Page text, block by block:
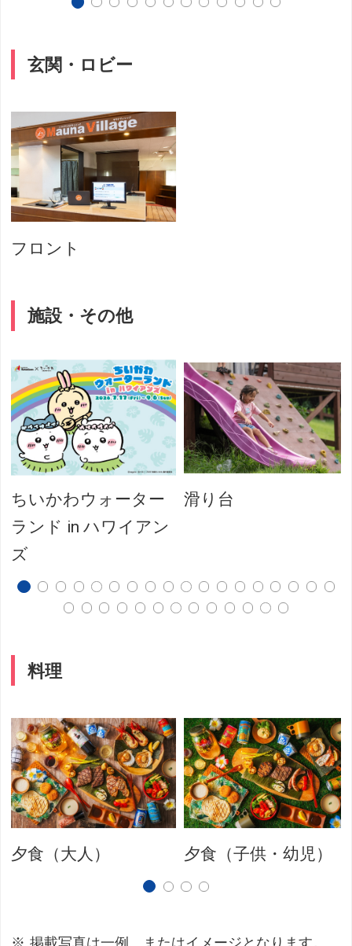
玄関・ロビー
フロント
施設・その他
ちいかわウォーター
ランド in ハワイアン
ズ
滑り台
料理
夕食（大人） 夕食（子供・幼児）